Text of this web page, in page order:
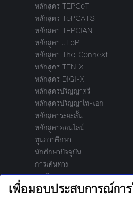
หลักสูตร TEPCoT
หลักสูตร ToPCATS
หลักสูตร TEPCIAN
หลักสูตร JToP
หลักสูตร The Connext
หลักสูตร TEN X
หลักสูตร DIGI-X
หลักสูตรปริญญาตรี
หลักสูตรปริญญาโท-เอก
หลักสูตรระยะสั้น
หลักสูตรออนไลน์
ทุนการศึกษา
นักศึกษาปัจจุบัน
การเดินทาง
หอพัก